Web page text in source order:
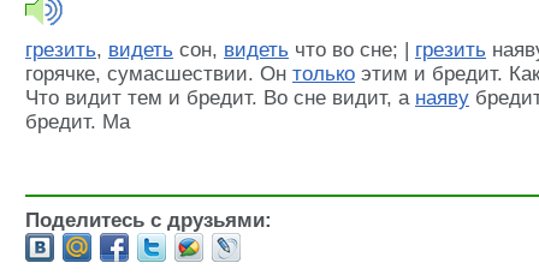
грезить, видеть сон, видеть что во сне; | грезить
горячке, сумасшествии. Он только этим и бредит.
Что видит тем и бредит. Во сне видит, а наяву
бредит. Ма
Поделитесь с друзьями: